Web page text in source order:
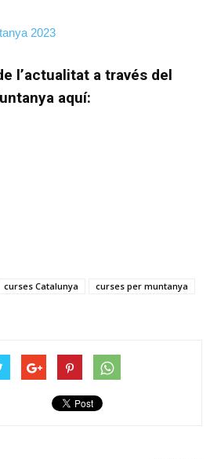
2023
l’actualitat a través del
aquí:
curses Catalunya
curses per muntanya